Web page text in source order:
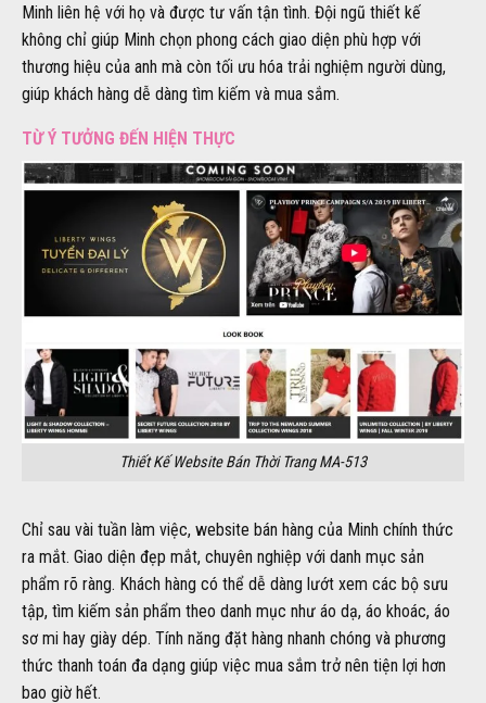
Minh liên hệ với họ và được tư vấn tận tình. Đội ngũ thiết kế
không chỉ giúp Minh chọn phong cách giao diện phù hợp với
thương hiệu của anh mà còn tối ưu hóa trải nghiệm người dùng,
giúp khách hàng dễ dàng tìm kiếm và mua sắm.
TỪ Ý TƯỞNG ĐẾN HIỆN THỰC
Thiết Kế Website Bán Thời Trang MA-513
Chỉ sau vài tuần làm việc, website bán hàng của Minh chính thức
ra mắt. Giao diện đẹp mắt, chuyên nghiệp với danh mục sản
phẩm rõ ràng. Khách hàng có thể dễ dàng lướt xem các bộ sưu
tập, tìm kiếm sản phẩm theo danh mục như áo dạ, áo khoác, áo
sơ mi hay giày dép. Tính năng đặt hàng nhanh chóng và phương
thức thanh toán đa dạng giúp việc mua sắm trở nên tiện lợi hơn
bao giờ hết.